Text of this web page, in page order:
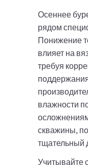
Осеннее
рядом
Понижение
влияет на
требуя
влажности
скважины,
тщательный
Учитывайте